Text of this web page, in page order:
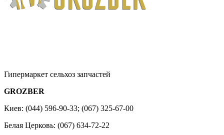
Гипермаркет сельхоз запчастей
GROZBER
Киев: (044) 596-90-33; (067) 325-67-00
Белая Церковь: (067) 634-72-22